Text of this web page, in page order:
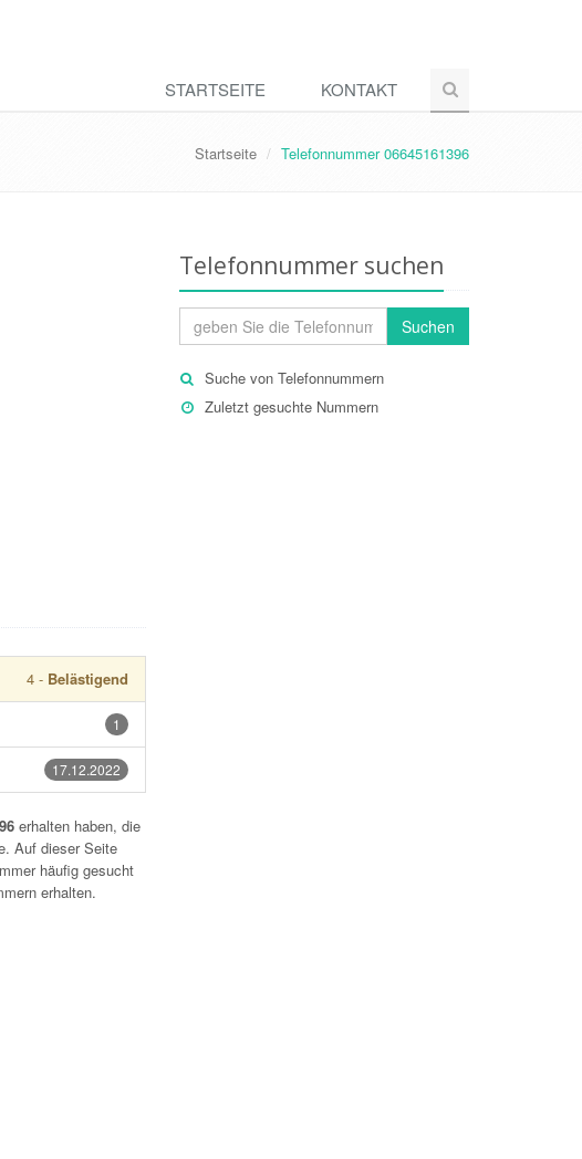
STARTSEITE KONTAKT
Startseite Telefonnummer 06645161396
4- Belästigend
1
17.12.2022
erhalten haben, die
Auf dieser Seite
häufig gesucht
erhalten.
Telefonnummer suchen
Suchen
Suche von Telefonnummern
Zuletzt gesuchte Nummern